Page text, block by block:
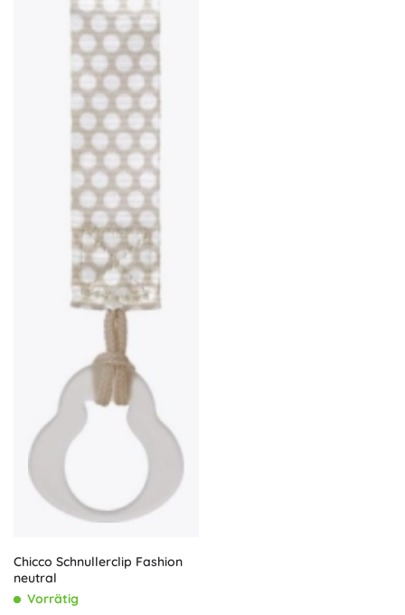
Chicco Schnullerclip Fashion
neutral
Vorrätig